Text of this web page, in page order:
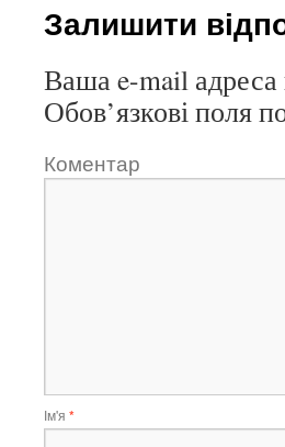
Залишити
Ваша e-mail
Обов’язкові поля
Коментар
Ім'я *